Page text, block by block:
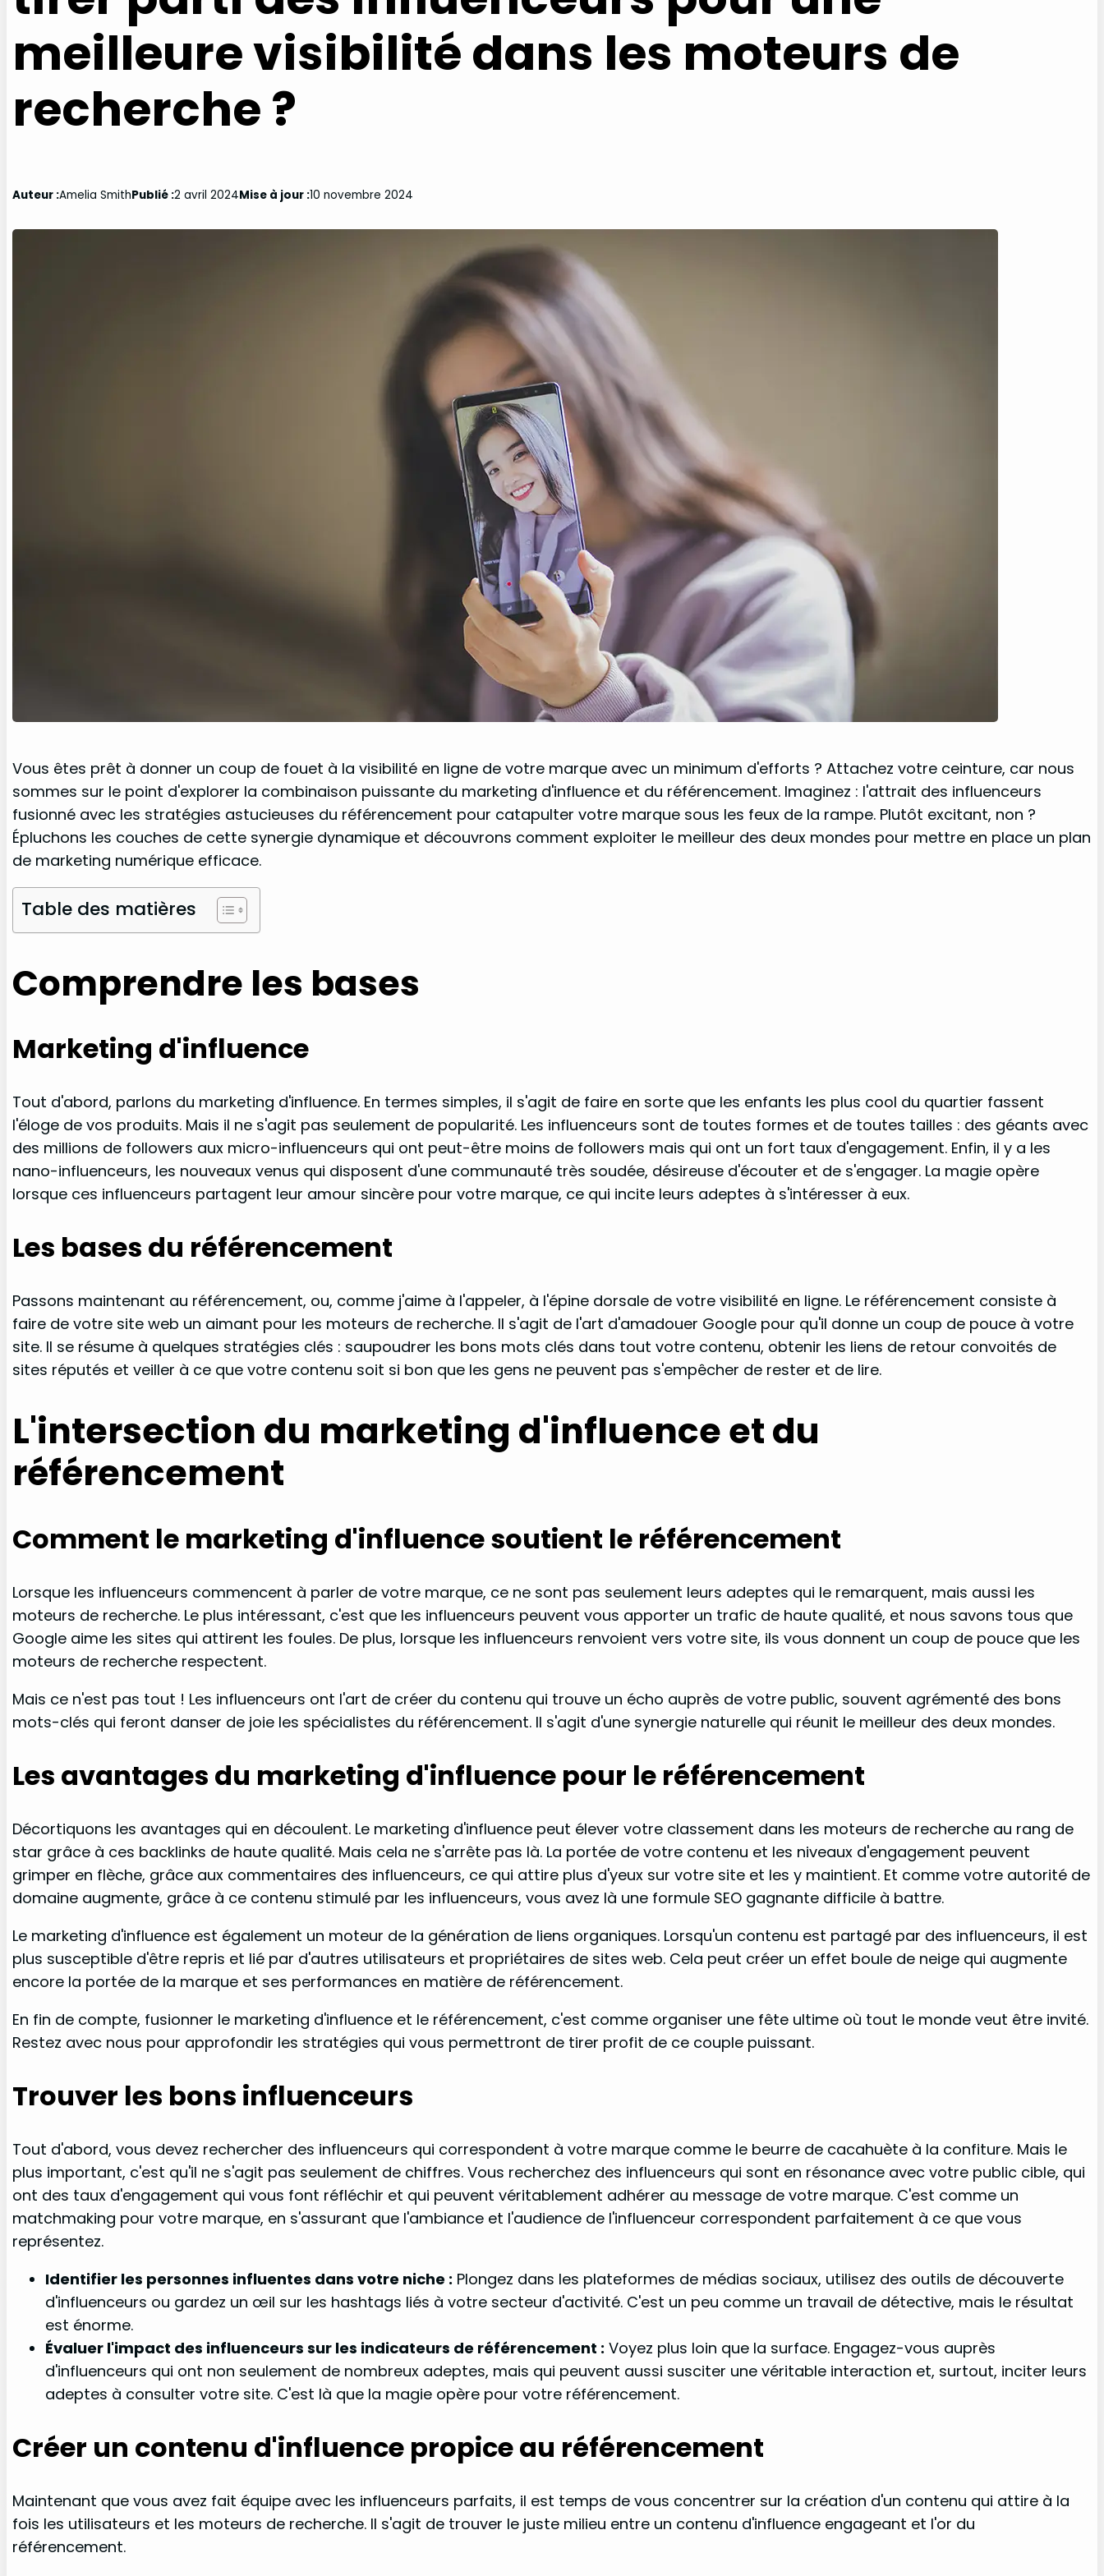
meilleure visibilité dans les moteurs de
recherche ?
Auteur :Amelia SmithPublié :2 avril 2024Mise à jour :10 novembre 2024
Vous êtes prêt à donner un coup de fouet à la visibilité en ligne de votre marque avec un minimum d'efforts ? Attachez votre ceinture, car nous
sommes sur le point d'explorer la combinaison puissante du marketing d'influence et du référencement. Imaginez : l'attrait des influenceurs
fusionné avec les stratégies astucieuses du référencement pour catapulter votre marque sous les feux de la rampe. Plutôt excitant, non ?
Épluchons les couches de cette synergie dynamique et découvrons comment exploiter le meilleur des deux mondes pour mettre en place un plan
de marketing numérique efficace.
Table des matières
Comprendre les bases
Marketing d'influence
Tout d'abord, parlons du marketing d'influence. En termes simples, il s'agit de faire en sorte que les enfants les plus cool du quartier fassent
l'éloge de vos produits. Mais il ne s'agit pas seulement de popularité. Les influenceurs sont de toutes formes et de toutes tailles : des géants avec
des millions de followers aux micro-influenceurs qui ont peut-être moins de followers mais qui ont un fort taux d'engagement. Enfin, il y a les
nano-influenceurs, les nouveaux venus qui disposent d'une communauté très soudée, désireuse d'écouter et de s'engager. La magie opère
lorsque ces influenceurs partagent leur amour sincère pour votre marque, ce qui incite leurs adeptes à s'intéresser à eux.
Les bases du référencement
Passons maintenant au référencement, ou, comme j'aime à l'appeler, à l'épine dorsale de votre visibilité en ligne. Le référencement consiste à
faire de votre site web un aimant pour les moteurs de recherche. Il s'agit de l'art d'amadouer Google pour qu'il donne un coup de pouce à votre
site. Il se résume à quelques stratégies clés : saupoudrer les bons mots clés dans tout votre contenu, obtenir les liens de retour convoités de
sites réputés et veiller à ce que votre contenu soit si bon que les gens ne peuvent pas s'empêcher de rester et de lire.
L'intersection du marketing d'influence et du
référencement
Comment le marketing d'influence soutient le référencement
Lorsque les influenceurs commencent à parler de votre marque, ce ne sont pas seulement leurs adeptes qui le remarquent, mais aussi les
moteurs de recherche. Le plus intéressant, c'est que les influenceurs peuvent vous apporter un trafic de haute qualité, et nous savons tous que
Google aime les sites qui attirent les foules. De plus, lorsque les influenceurs renvoient vers votre site, ils vous donnent un coup de pouce que les
moteurs de recherche respectent.
Mais ce n'est pas tout ! Les influenceurs ont l'art de créer du contenu qui trouve un écho auprès de votre public, souvent agrémenté des bons
mots-clés qui feront danser de joie les spécialistes du référencement. Il s'agit d'une synergie naturelle qui réunit le meilleur des deux mondes.
Les avantages du marketing d'influence pour le référencement
Décortiquons les avantages qui en découlent. Le marketing d'influence peut élever votre classement dans les moteurs de recherche au rang de
star grâce à ces backlinks de haute qualité. Mais cela ne s'arrête pas là. La portée de votre contenu et les niveaux d'engagement peuvent
grimper en flèche, grâce aux commentaires des influenceurs, ce qui attire plus d'yeux sur votre site et les y maintient. Et comme votre autorité de
domaine augmente, grâce à ce contenu stimulé par les influenceurs, vous avez là une formule SEO gagnante difficile à battre.
Le marketing d'influence est également un moteur de la génération de liens organiques. Lorsqu'un contenu est partagé par des influenceurs, il est
plus susceptible d'être repris et lié par d'autres utilisateurs et propriétaires de sites web. Cela peut créer un effet boule de neige qui augmente
encore la portée de la marque et ses performances en matière de référencement.
En fin de compte, fusionner le marketing d'influence et le référencement, c'est comme organiser une fête ultime où tout le monde veut être invité.
Restez avec nous pour approfondir les stratégies qui vous permettront de tirer profit de ce couple puissant.
Trouver les bons influenceurs
Tout d'abord, vous devez rechercher des influenceurs qui correspondent à votre marque comme le beurre de cacahuète à la confiture. Mais le
plus important, c'est qu'il ne s'agit pas seulement de chiffres. Vous recherchez des influenceurs qui sont en résonance avec votre public cible, qui
ont des taux d'engagement qui vous font réfléchir et qui peuvent véritablement adhérer au message de votre marque. C'est comme un
matchmaking pour votre marque, en s'assurant que l'ambiance et l'audience de l'influenceur correspondent parfaitement à ce que vous
représentez.
Identifier les personnes influentes dans votre niche : Plongez dans les plateformes de médias sociaux, utilisez des outils de découverte
d'influenceurs ou gardez un œil sur les hashtags liés à votre secteur d'activité. C'est un peu comme un travail de détective, mais le résultat
est énorme.
Évaluer l'impact des influenceurs sur les indicateurs de référencement : Voyez plus loin que la surface. Engagez-vous auprès
d'influenceurs qui ont non seulement de nombreux adeptes, mais qui peuvent aussi susciter une véritable interaction et, surtout, inciter leurs
adeptes à consulter votre site. C'est là que la magie opère pour votre référencement.
Créer un contenu d'influence propice au référencement
Maintenant que vous avez fait équipe avec les influenceurs parfaits, il est temps de vous concentrer sur la création d'un contenu qui attire à la
fois les utilisateurs et les moteurs de recherche. Il s'agit de trouver le juste milieu entre un contenu d'influence engageant et l'or du
référencement.